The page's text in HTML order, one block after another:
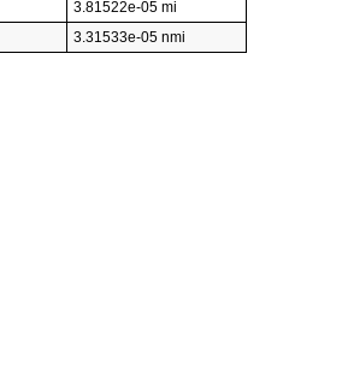
3.81522e-05 mi
3.31533e-05 nmi